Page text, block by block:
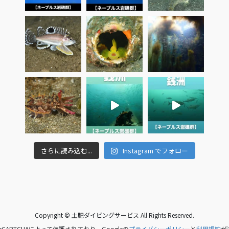
さらに読み込む... Instagram でフォロー
Copyright © 土肥ダイビングサービス All Rights Reserved.